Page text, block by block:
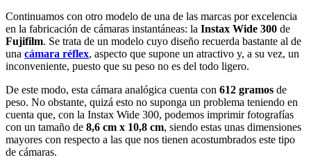
Continuamos con otro modelo de una de las marcas por excelencia
en la fabricación de cámaras instantáneas: la Instax Wide 300 de
Fujifilm. Se trata de un modelo cuyo diseño recuerda bastante al de
una cámara réflex, aspecto que supone un atractivo y, a su vez, un
inconveniente, puesto que su peso no es del todo ligero.
De este modo, esta cámara analógica cuenta con 612 gramos de
peso. No obstante, quizá esto no suponga un problema teniendo en
cuenta que, con la Instax Wide 300, podemos imprimir fotografías
con un tamaño de 8,6 cm x 10,8 cm, siendo estas unas dimensiones
mayores con respecto a las que nos tienen acostumbrados este tipo
de cámaras.